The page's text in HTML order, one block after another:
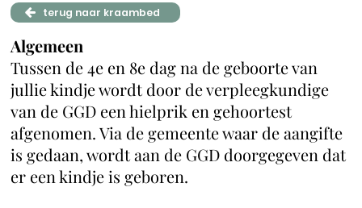
terug naar kraambed
Algemeen
Tussen de 4e en 8e dag na de geboorte van
jullie kindje wordt door de verpleegkundige
van de GGD een hielprik en gehoortest
afgenomen. Via de gemeente waar de aangifte
is gedaan, wordt aan de GGD doorgegeven dat
er een kindje is geboren.